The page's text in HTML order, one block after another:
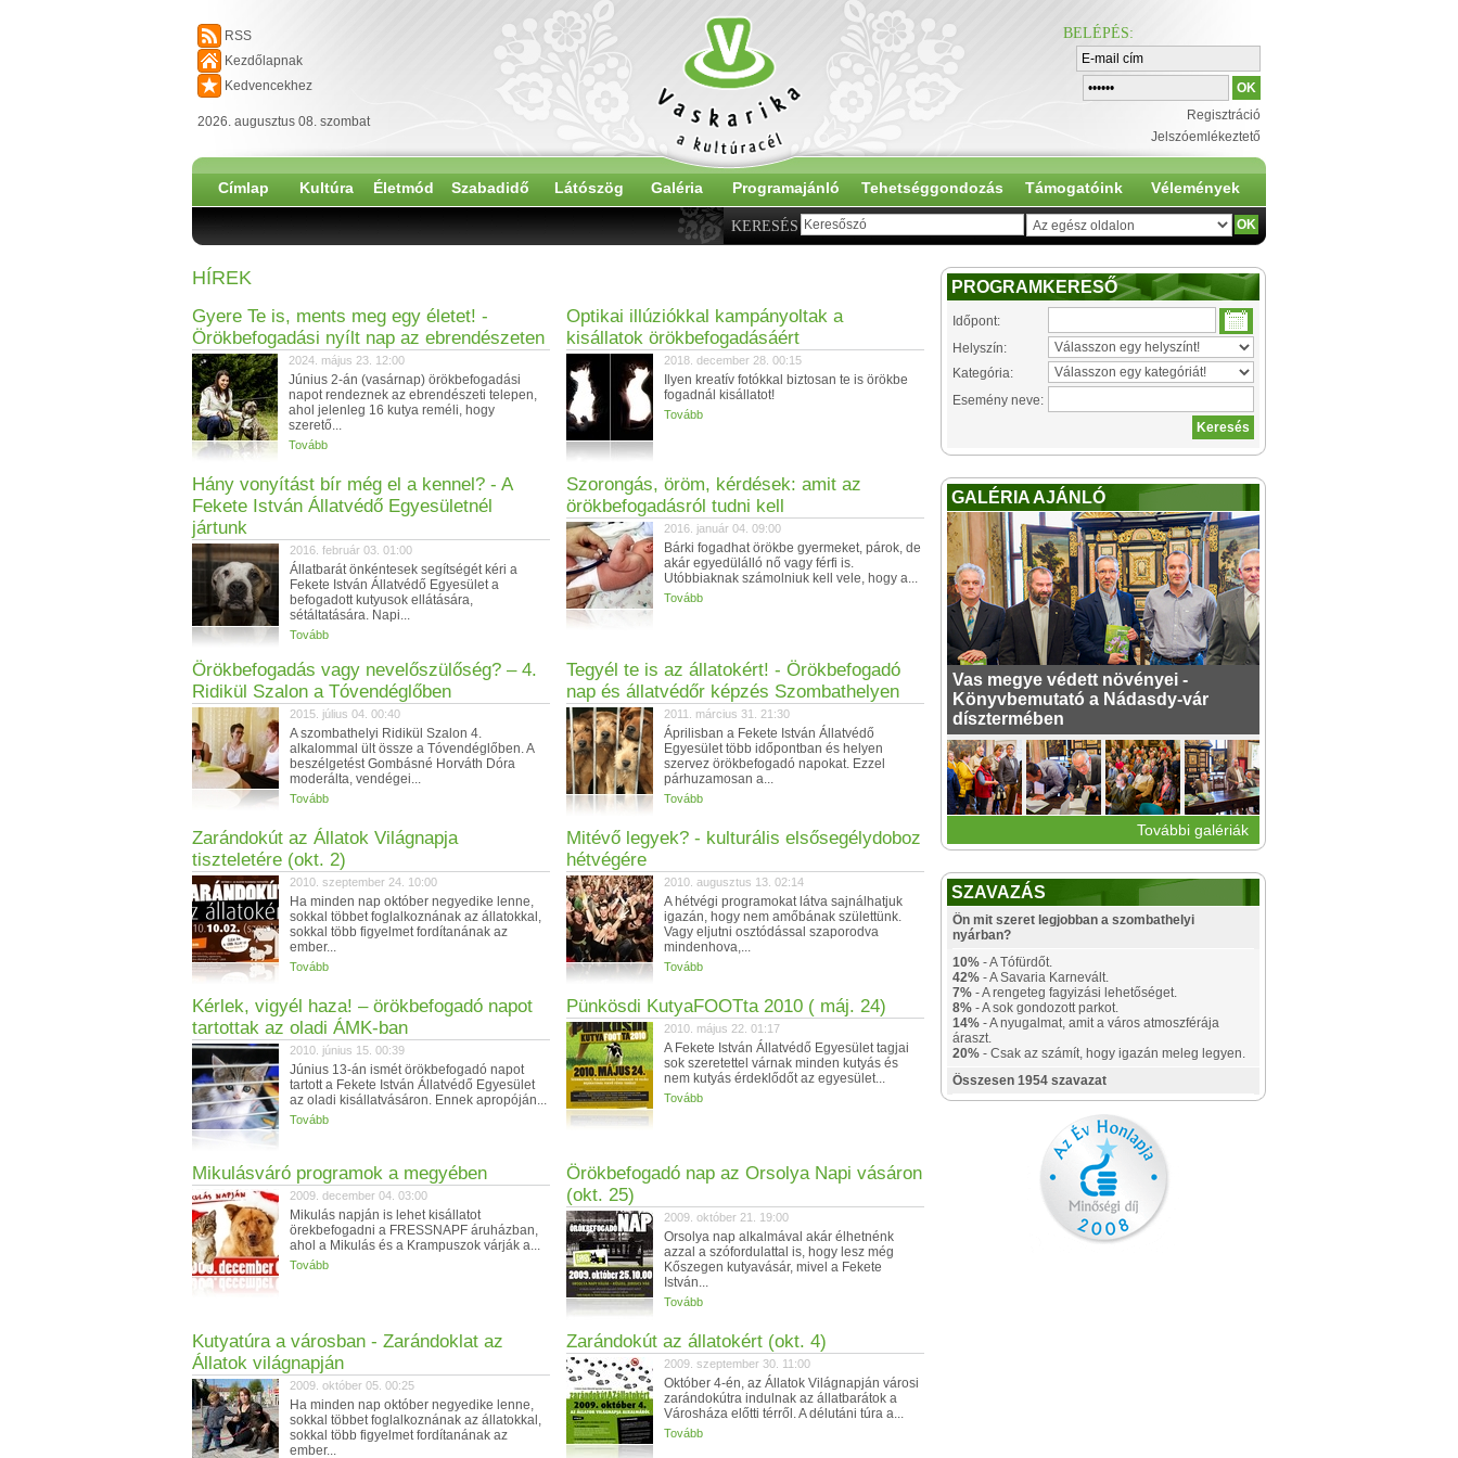
RSS
Kezdőlapnak
Kedvencekhez
2026. augusztus 08. szombat
BELÉPÉS:
Regisztráció
Jelszóemlékeztető
Címlap Kultúra Életmód Szabadidő Látószög Galéria Programajánló Tehetséggondozás Támogatóink Vélemények
KERESÉS
HÍREK
Gyere Te is, ments meg egy életet! -
Örökbefogadási nyílt nap az ebrendészeten
2024. május 23. 12:00
Június 2-án (vasárnap) örökbefogadási
napot rendeznek az ebrendészeti telepen,
ahol jelenleg 16 kutya reméli, hogy
szerető...
Tovább
Optikai illúziókkal kampányoltak a
kisállatok örökbefogadásáért
2018. december 28. 00:15
Ilyen kreatív fotókkal biztosan te is örökbe
fogadnál kisállatot!
Tovább
Hány vonyítást bír még el a kennel? - A
Fekete István Állatvédő Egyesületnél
jártunk
2016. február 03. 01:00
Állatbarát önkéntesek segítségét kéri a
Fekete István Állatvédő Egyesület a
befogadott kutyusok ellátására,
sétáltatására. Napi...
Tovább
Szorongás, öröm, kérdések: amit az
örökbefogadásról tudni kell
2016. január 04. 09:00
Bárki fogadhat örökbe gyermeket, párok, de
akár egyedülálló nő vagy férfi is.
Utóbbiaknak számolniuk kell vele, hogy a...
Tovább
Örökbefogadás vagy nevelőszülőség? – 4.
Ridikül Szalon a Tóvendéglőben
2015. július 04. 00:40
A szombathelyi Ridikül Szalon 4.
alkalommal ült össze a Tóvendéglőben. A
beszélgetést Gombásné Horváth Dóra
moderálta, vendégei...
Tovább
Tegyél te is az állatokért! - Örökbefogadó
nap és állatvédőr képzés Szombathelyen
2011. március 31. 21:30
Áprilisban a Fekete István Állatvédő
Egyesület több időpontban és helyen
szervez örökbefogadó napokat. Ezzel
párhuzamosan a...
Tovább
Zarándokút az Állatok Világnapja
tiszteletére (okt. 2)
2010. szeptember 24. 10:00
Ha minden nap október negyedike lenne,
sokkal többet foglalkoznának az állatokkal,
sokkal több figyelmet fordítanának az
ember...
Tovább
Mitévő legyek? - kulturális elsősegélydoboz
hétvégére
2010. augusztus 13. 02:14
A hétvégi programokat látva sajnálhatjuk
igazán, hogy nem amőbának születtünk.
Vagy eljutni osztódással szaporodva
mindenhova,...
Tovább
Kérlek, vigyél haza! – örökbefogadó napot
tartottak az oladi ÁMK-ban
2010. június 15. 00:39
Június 13-án ismét örökbefogadó napot
tartott a Fekete István Állatvédő Egyesület
az oladi kisállatvásáron. Ennek apropóján...
Tovább
Pünkösdi KutyaFOOTta 2010 ( máj. 24)
2010. május 22. 01:17
A Fekete István Állatvédő Egyesület tagjai
sok szeretettel várnak minden kutyás és
nem kutyás érdeklődőt az egyesület...
Tovább
Mikulásváró programok a megyében
2009. december 04. 03:00
Mikulás napján is lehet kisállatot
örekbefogadni a FRESSNAPF áruházban,
ahol a Mikulás és a Krampuszok várják a...
Tovább
Örökbefogadó nap az Orsolya Napi vásáron
(okt. 25)
2009. október 21. 19:00
Orsolya nap alkalmával akár élhetnénk
azzal a szófordulattal is, hogy lesz még
Kőszegen kutyavásár, mivel a Fekete
István...
Tovább
Kutyatúra a városban - Zarándoklat az
Állatok világnapján
2009. október 05. 00:25
Ha minden nap október negyedike lenne,
sokkal többet foglalkoznának az állatokkal,
sokkal több figyelmet fordítanának az
ember...
Zarándokút az állatokért (okt. 4)
2009. szeptember 30. 11:00
Október 4-én, az Állatok Világnapján városi
zarándokútra indulnak az állatbarátok a
Városháza előtti térről. A délutáni túra a...
Tovább
PROGRAMKERESŐ
Időpont:
Helyszín:
Kategória:
Esemény neve:
GALÉRIA AJÁNLÓ
Vas megye védett növényei -
Könyvbemutató a Nádasdy-vár
dísztermében
További galériák
SZAVAZÁS
Ön mit szeret legjobban a szombathelyi
nyárban?
10% - A Tófürdőt.
42% - A Savaria Karnevált.
7% - A rengeteg fagyizási lehetőséget.
8% - A sok gondozott parkot.
14% - A nyugalmat, amit a város atmoszférája
áraszt.
20% - Csak az számít, hogy igazán meleg legyen.
Összesen 1954 szavazat